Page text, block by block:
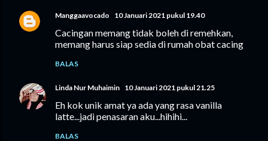
Manggaavocado 10 Januari 2021 pukul 19.40
Cacingan memang tidak boleh di remehkan,
memang harus siap sedia di rumah obat cacing
BALAS
Linda Nur Muhaimin 10 Januari 2021 pukul 21.25
Eh kok unik amat ya ada yang rasa vanilla
latte...jadi penasaran aku...hihihi...
BALAS